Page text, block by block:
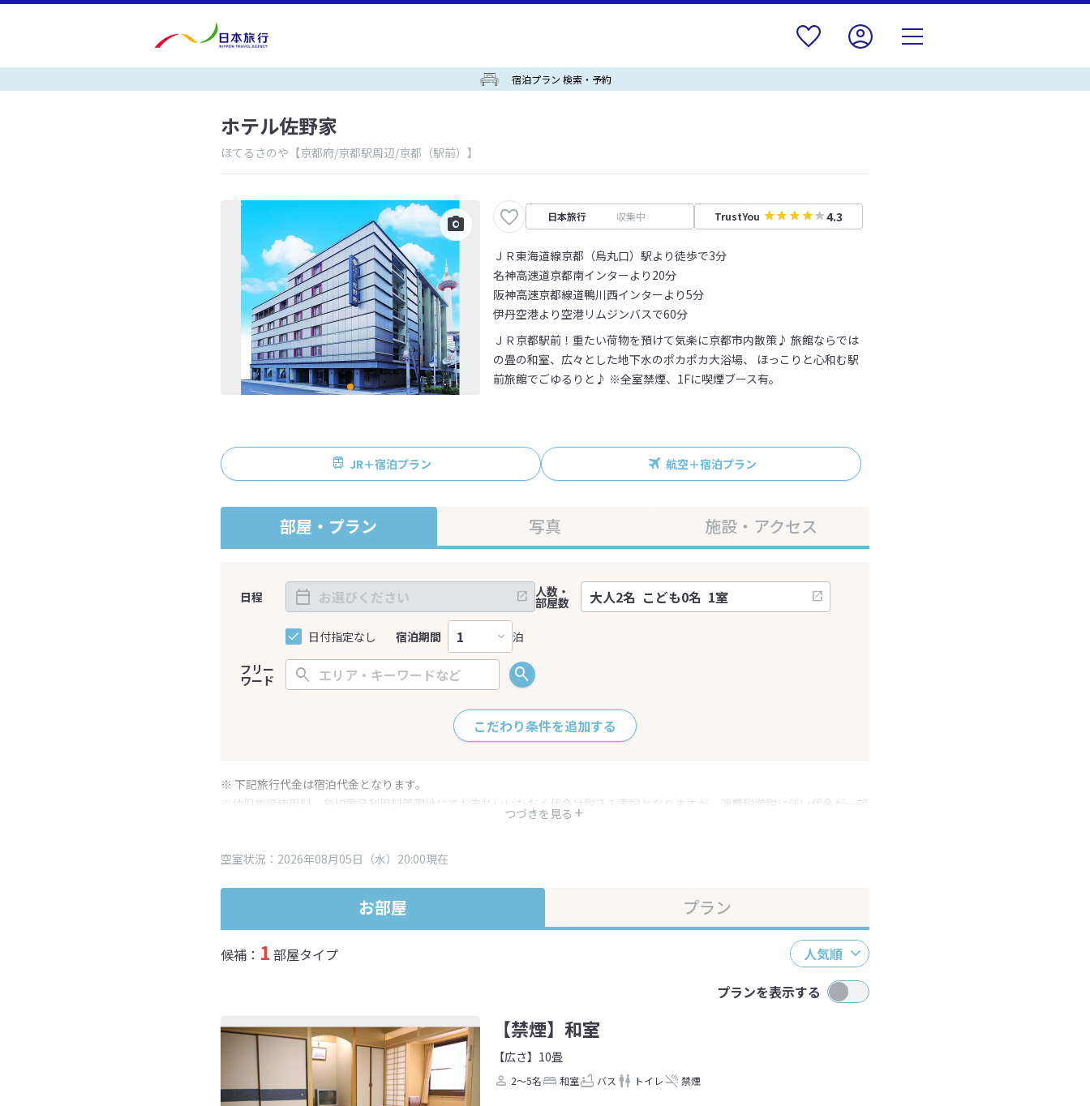
宿泊プラン 検索・予約
ホテル佐野家
ほてるさのや 【京都府/京都駅周辺/京都（駅前）】
日本旅行 収集中 TrustYou 4.3
ＪＲ東海道線京都（烏丸口）駅より徒歩で3分
名神高速道京都南インターより20分
阪神高速京都線道鴨川西インターより5分
伊丹空港より空港リムジンバスで60分
ＪＲ京都駅前！重たい荷物を預けて気楽に京都市内散策♪ 旅館ならでは
の畳の和室、広々とした地下水のポカポカ大浴場、 ほっこりと心和む駅
前旅館でごゆるりと♪ ※全室禁煙、1Fに喫煙ブース有。
JR＋宿泊プラン 航空＋宿泊プラン
部屋・プラン 写真 施設・アクセス
日程
日付指定なし 宿泊期間 泊
人数・
部屋数
フリー
ワード
こだわり条件を追加する
つづきを見る
※ 下記旅行代金は宿泊代金となります。
※幼児施設使用料、貸切風呂利用料等現地にてお支払いいただく代金は税込み表記となりますが、消費税増税に伴い代金が一部
空室状況：2026年08月05日（水）20:00現在
お部屋 プラン
候補： 1 部屋タイプ
人気順
プランを表示する
【禁煙】和室
【広さ】10畳
2～5名 和室 バス トイレ 禁煙